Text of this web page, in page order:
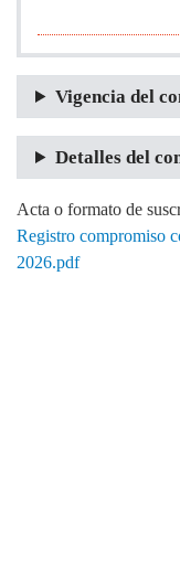
Vigencia del
Detalles del
Acta o formato de
Registro compromiso
2026.pdf